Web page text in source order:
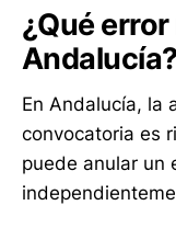
¿Qué
Andalucía?
En Andalucía, la
convocatoria es
puede anular un